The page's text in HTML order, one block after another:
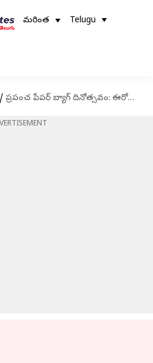
మరింత Telugu
/ ప్రపంచ పేపర్ బ్యాగ్ దినోత్సవం: ఈరోజు గురించి తెలుసుకవాల్సిన విషయాలు, పంచుకోవాల్సిన కొటేషన్లు